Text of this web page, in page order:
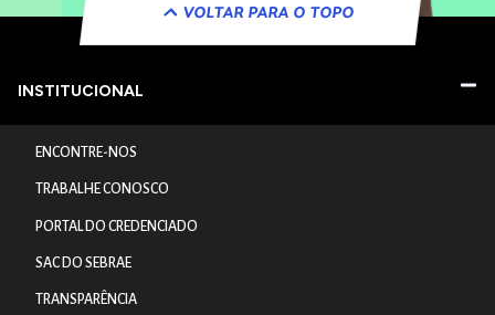
VOLTAR PARA O TOPO
INSTITUCIONAL
ENCONTRE-NOS
TRABALHE CONOSCO
PORTAL DO CREDENCIADO
SAC DO SEBRAE
TRANSPARÊNCIA